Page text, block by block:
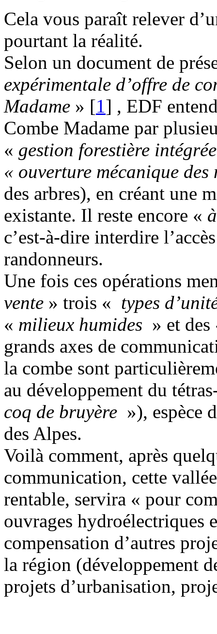
Cela vous paraît relever
pourtant la réalité.
Selon un document de
expérimentale d’offre de
Madame » [1] , EDF
Combe Madame par
« gestion forestière
« ouverture mécanique des
des arbres), en créant une
existante. Il reste encore «
c’est-à-dire interdire
randonneurs.
Une fois ces opérations
vente » trois « types
« milieux humides » et
grands axes de
la combe sont
au développement du
coq de bruyère »), espèce
des Alpes.
Voilà comment, après
communication, cette
rentable, servira « pour
ouvrages hydroélectriques
compensation d’autres
la région (développement
projets d’urbanisation,